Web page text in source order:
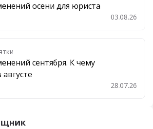
осени для юриста
в закладки 03.08.26
сентября. К чему
в закладки 28.07.26